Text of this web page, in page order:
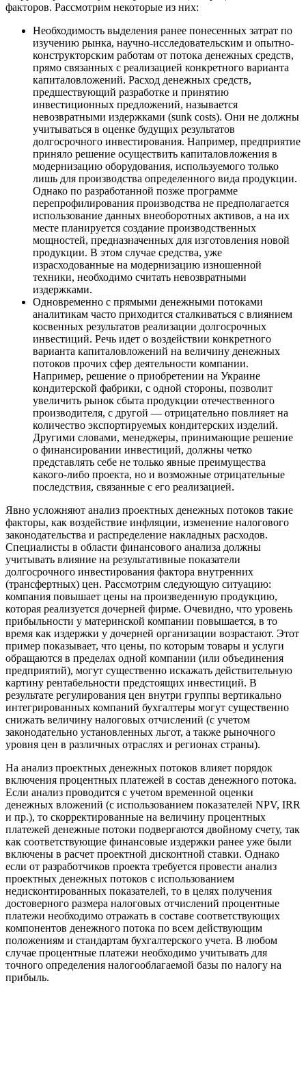
факторов. Рассмотрим некоторые из них:
Необходимость выделения ранее понесенных затрат по
изучению рынка, научно-исследовательским и опытно-
конструкторским работам от потока денежных средств,
прямо связанных с реализацией конкретного варианта
капиталовложений. Расход денежных средств,
предшествующий разработке и принятию
инвестиционных предложений, называется
невозвратными издержками (sunk costs). Они не должны
учитываться в оценке будущих результатов
долгосрочного инвестирования. Например, предприятие
приняло решение осуществить капиталовложения в
модернизацию оборудования, используемого только
лишь для производства определенного вида продукции.
Однако по разработанной позже программе
перепрофилирования производства не предполагается
использование данных внеоборотных активов, а на их
месте планируется создание производственных
мощностей, предназначенных для изготовления новой
продукции. В этом случае средства, уже
израсходованные на модернизацию изношенной
техники, необходимо считать невозвратными
издержками.
Одновременно с прямыми денежными потоками
аналитикам часто приходится сталкиваться с влиянием
косвенных результатов реализации долгосрочных
инвестиций. Речь идет о воздействии конкретного
варианта капиталовложений на величину денежных
потоков прочих сфер деятельности компании.
Например, решение о приобретении на Украине
кондитерской фабрики, с одной стороны, позволит
увеличить рынок сбыта продукции отечественного
производителя, с другой — отрицательно повлияет на
количество экспортируемых кондитерских изделий.
Другими словами, менеджеры, принимающие решение
о финансировании инвестиций, должны четко
представлять себе не только явные преимущества
какого-либо проекта, но и возможные отрицательные
последствия, связанные с его реализацией.
Явно усложняют анализ проектных денежных потоков такие
факторы, как воздействие инфляции, изменение налогового
законодательства и распределение накладных расходов.
Специалисты в области финансового анализа должны
учитывать влияние на результативные показатели
долгосрочного инвестирования фактора внутренних
(трансфертных) цен. Рассмотрим следующую ситуацию:
компания повышает цены на произведенную продукцию,
которая реализуется дочерней фирме. Очевидно, что уровень
прибыльности у материнской компании повышается, в то
время как издержки у дочерней организации возрастают. Этот
пример показывает, что цены, по которым товары и услуги
обращаются в пределах одной компании (или объединения
предприятий), могут существенно искажать действительную
картину рентабельности предстоящих инвестиций. В
результате регулирования цен внутри группы вертикально
интегрированных компаний бухгалтеры могут существенно
снижать величину налоговых отчислений (с учетом
законодательно установленных льгот, а также рыночного
уровня цен в различных отраслях и регионах страны).
На анализ проектных денежных потоков влияет порядок
включения процентных платежей в состав денежного потока.
Если анализ проводится с учетом временной оценки
денежных вложений (с использованием показателей NPV, IRR
и пр.), то скорректированные на величину процентных
платежей денежные потоки подвергаются двойному счету, так
как соответствующие финансовые издержки ранее уже были
включены в расчет проектной дисконтной ставки. Однако
если от разработчиков проекта требуется провести анализ
проектных денежных потоков с использованием
недисконтированных показателей, то в целях получения
достоверного размера налоговых отчислений процентные
платежи необходимо отражать в составе соответствующих
компонентов денежного потока по всем действующим
положениям и стандартам бухгалтерского учета. В любом
случае процентные платежи необходимо учитывать для
точного определения налогооблагаемой базы по налогу на
прибыль.